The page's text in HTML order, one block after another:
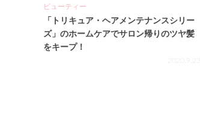
ビューティー
「トリキュア・ヘアメンテナンスシリー
ズ」のホームケアでサロン帰りのツヤ髪
をキープ！
2020.9.23